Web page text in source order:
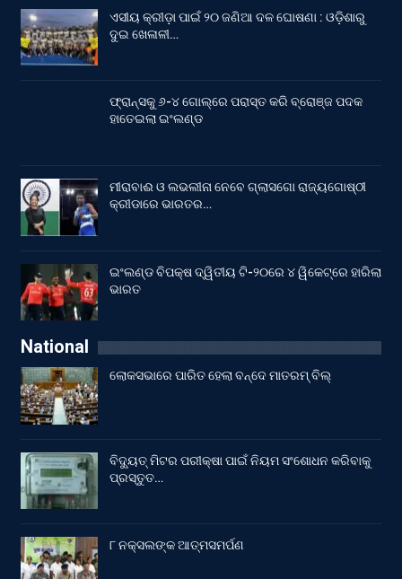
ଏସୀୟ କ୍ରୀଡ଼ା ପାଇଁ ୨୦ ଜଣିଆ ଦଳ ଘୋଷଣା : ଓଡ଼ିଶାରୁ
ଦୁଇ ଖେଳାଳୀ…
ଫ୍ରାନ୍ସକୁ ୬-୪ ଗୋଲ୍‌ରେ ପରାସ୍ତ କରି ବ୍ରୋଞ୍ଜ ପଦକ
ହାତେଇଲା ଇଂଲଣ୍ଡ
ମୀରାବାଈ ଓ ଲଭଲୀନା ନେବେ ଗ୍ଲାସଗୋ ରାଜ୍ୟଗୋଷ୍ଠୀ
କ୍ରୀଡାରେ ଭାରତର…
ଇଂଲଣ୍ଡ ବିପକ୍ଷ ଦ୍ୱିତୀୟ ଟି-୨୦ରେ ୪ ୱିକେଟ୍‌ରେ ହାରିଲା
ଭାରତ
National
ଲୋକସଭାରେ ପାରିତ ହେଲା ବନ୍ଦେ ମାତରମ୍‌ ବିଲ୍‌
ବିଦ୍ୟୁତ୍ ମିଟର ପରୀକ୍ଷା ପାଇଁ ନିୟମ ସଂଶୋଧନ କରିବାକୁ
ପ୍ରସ୍ତୁତ…
୮ ନକ୍ସଲଙ୍କ ଆତ୍ମସମର୍ପଣ